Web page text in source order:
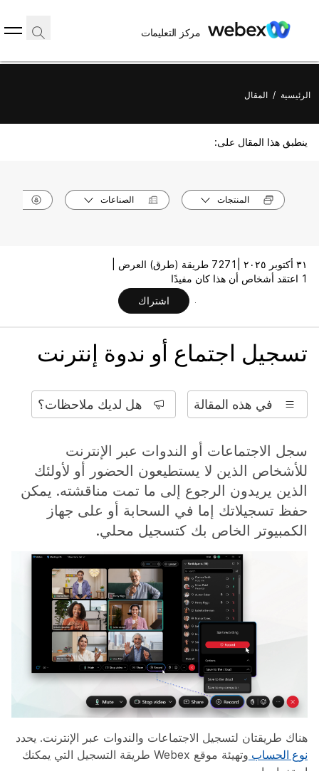
مركز التعليمات
الرئيسية / المقال
ينطبق هذا المقال على:
المنتجات الصناعات
٣١ أكتوبر ٢٠٢٥ |
7271 طريقة (طرق) العرض |
1 اعتقد أشخاص أن هذا كان مفيدًا
اشتراك
تسجيل اجتماع أو ندوة إنترنت
في هذه المقالة هل لديك ملاحظات؟
سجل الاجتماعات أو الندوات عبر الإنترنت
للأشخاص الذين لا يستطيعون الحضور أو لأولئك
الذين يريدون الرجوع إلى ما تمت مناقشته. يمكن
حفظ تسجيلاتك إما في السحابة أو على جهاز
الكمبيوتر الخاص بك كتسجيل محلي.
هناك طريقتان لتسجيل الاجتماعات والندوات عبر الإنترنت. يحدد
نوع الحساب
وتهيئة موقع Webex طريقة التسجيل التي يمكنك